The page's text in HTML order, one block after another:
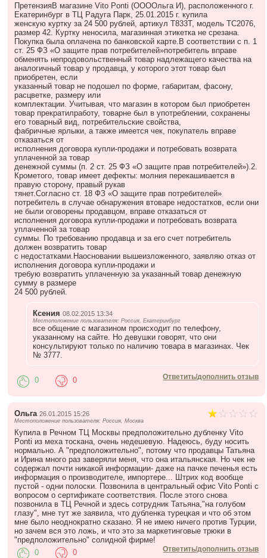
ПретензияВ магазине Vito Ponti (ООООльга И), расположенного г.
Екатеринбург в ТЦ Радуга Парк, 25.01.2015 г. купила
женскую куртку за 24 500 рублей, артикул Т833Т, модель ТС2076,
размер 42. Куртку неносила, магазинная этикетка не срезана.
Покупка была оплачена по банковской карте.В соответствии с п. 1
ст. 25 ФЗ «О защите прав потребителей»потребитель вправе
обменять непродовольственный товар надлежащего качества на
аналогичный товар у продавца, у которого этот товар был
приобретен, если
указанный товар не подошел по форме, габаритам, фасону,
расцветке, размеру или
комплектации. Учитывая, что магазин в котором был приобретен
товар прекратилработу, товарне был в употреблении, сохранены
его товарный вид, потребительские свойства,
фабричные ярлыки, а также имеется чек, покупатель вправе
отказаться от
исполнения договора купли-продажи и потребовать возврата
уплаченной за товар
денежной суммы (п. 2 ст. 25 ФЗ «О защите прав потребителей»).2.
Крометого, товар имеет дефекты: молния перекашивается в
правую сторону, правый рукав
тянет.Согласно ст. 18 ФЗ «О защите прав потребителей»
потребитель в случае обнаружения втоваре недостатков, если они
не были оговорены продавцом, вправе отказаться от
исполнения договора купли-продажи и потребовать возврата
уплаченной за товар
суммы. По требованию продавца и за его счет потребитель
должен возвратить товар
с недостатками.Наосновании вышеизложенного, заявляю отказ от
исполнения договора купли-продажи и
требую возвратить уплаченную за указанный товар денежную
сумму в размере
24 500 рублей.
Ксения 08.02.2015 13:34
Местоположение пользователя: Россия, Екатеринбург
все общение с магазином происходит по телефону,
указанному на сайте. Но девушки говорят, что они
консультируют только по наличию товара в магазинах. Чек
№ 3777.
Ответить/дополнить отзыв
0 0
Ольга 26.01.2015 15:26
Местоположение пользователя: Россия, Москва
Купила в Речном ТЦ Москвы предположительно дубленку Vito
Ponti из меха тоскана, очень недешевую. Надеюсь, буду носить
нормально. А "предположительно", потому что продавцы Татьяна
и Ирина много раз заверяли меня, что она итальянская. Но чек не
содержал почти никакой информации- даже на пачке печенья есть
информация о производителе, импортере... Штрих код вообще
пустой - одни полоски. Позвонила в центральный офис Vito Ponti с
вопросом о сертификате соответствия. После этого снова
позвонила в ТЦ Речной и здесь сотрудник Татьяна,"на голубом
глазу", мне тут же заявила, что дубленка турецкая и что об этом
мне было неоднократно сказано. Я не имею ничего против Турции,
но зачем вся это ложь, и что это за маркетинговые трюки в
"предположительно" солидной фирме!
Ответить/дополнить отзыв
0 0